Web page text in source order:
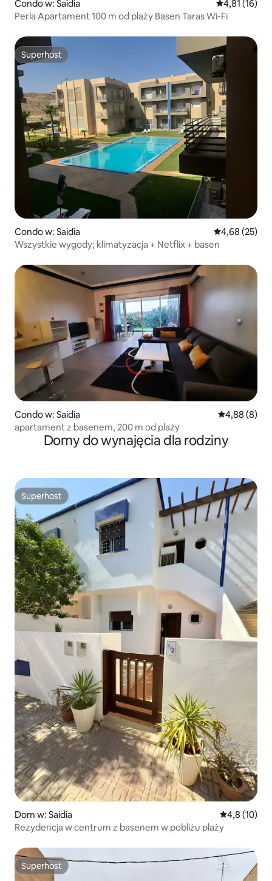
Condo w: Saidia Średnia
4,81 (16)
Perla Apartament 100 m od plaży Basen Taras Wi-Fi
Superhost
Superhost
Condo w: Saidia Średnia
4,68 (25)
Wszystkie wygody; klimatyzacja + Netflix + basen
Condo w: Saidia Średnia
4,88 (8)
apartament z basenem, 200 m od plaży
Domy do wynajęcia dla rodziny
Superhost
Superhost
Dom w: Saidia Średnia
4,8 (10)
Rezydencja w centrum z basenem w pobliżu plaży
Superhost
Superhost